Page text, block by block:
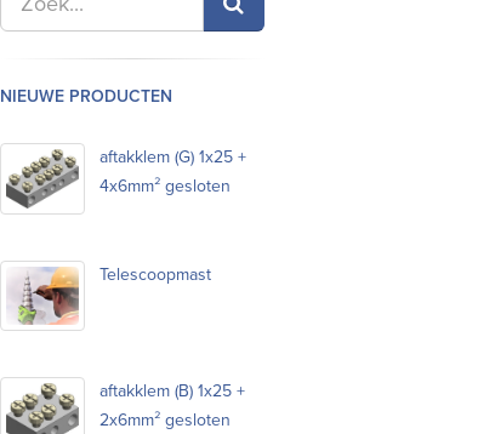
NIEUWE PRODUCTEN
aftakklem (G) 1x25 +
4x6mm² gesloten
Telescoopmast
aftakklem (B) 1x25 +
2x6mm² gesloten